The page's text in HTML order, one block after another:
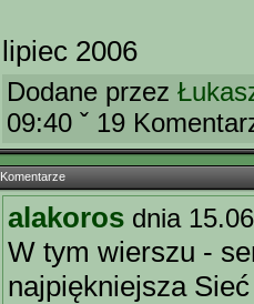
lipiec 2006
Dodane przez
09:40 ˇ 19
Komentarze
alakoros dnia
W tym wierszu -
najpiękniejsza